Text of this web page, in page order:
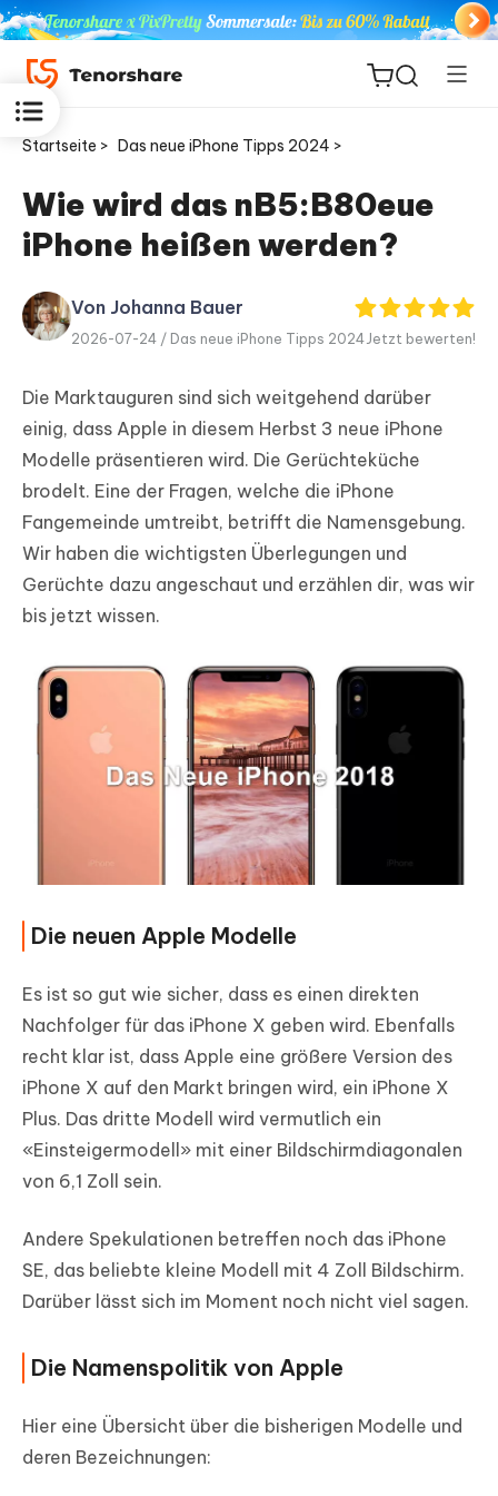
ReiBoot
PDNob
Editor
iAnyGo
Startseite > Das neue iPhone Tipps 2024 >
Wie wird das nB5:B80eue
iPhone heißen werden?
Von Johanna Bauer
2026-07-24 / Das neue iPhone Tipps 2024Jetzt bewerten!
Die Marktauguren sind sich weitgehend darüber
einig, dass Apple in diesem Herbst 3 neue iPhone
Modelle präsentieren wird. Die Gerüchteküche
brodelt. Eine der Fragen, welche die iPhone
Fangemeinde umtreibt, betrifft die Namensgebung.
Wir haben die wichtigsten Überlegungen und
Gerüchte dazu angeschaut und erzählen dir, was wir
bis jetzt wissen.
Die neuen Apple Modelle
Es ist so gut wie sicher, dass es einen direkten
Nachfolger für das iPhone X geben wird. Ebenfalls
recht klar ist, dass Apple eine größere Version des
iPhone X auf den Markt bringen wird, ein iPhone X
Plus. Das dritte Modell wird vermutlich ein
«Einsteigermodell» mit einer Bildschirmdiagonalen
von 6,1 Zoll sein.
Andere Spekulationen betreffen noch das iPhone
SE, das beliebte kleine Modell mit 4 Zoll Bildschirm.
Darüber lässt sich im Moment noch nicht viel sagen.
Die Namenspolitik von Apple
Hier eine Übersicht über die bisherigen Modelle und
deren Bezeichnungen: